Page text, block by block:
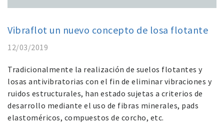
Vibraflot un nuevo concepto de losa flotante
12/03/2019
Tradicionalmente la realización de suelos flotantes y
losas antivibratorias con el fin de eliminar vibraciones y
ruidos estructurales, han estado sujetas a criterios de
desarrollo mediante el uso de fibras minerales, pads
elastoméricos, compuestos de corcho, etc.